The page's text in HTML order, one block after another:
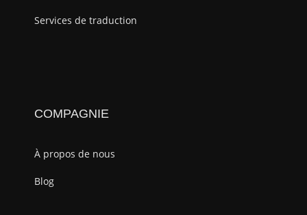
Services de traduction
COMPAGNIE
À propos de nous
Blog